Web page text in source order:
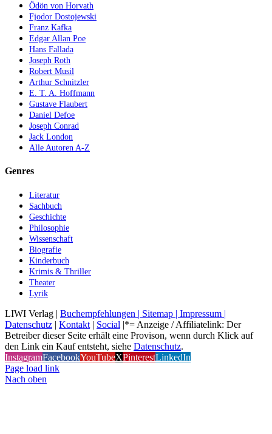
Ödön von Horvath
Fjodor Dostojewski
Franz Kafka
Edgar Allan Poe
Hans Fallada
Joseph Roth
Robert Musil
Arthur Schnitzler
E. T. A. Hoffmann
Gustave Flaubert
Daniel Defoe
Joseph Conrad
Jack London
Alle Autoren A-Z
Genres
Literatur
Sachbuch
Geschichte
Philosophie
Wissenschaft
Biografie
Kinderbuch
Krimis & Thriller
Theater
Lyrik
LIWI Verlag | Buchempfehlungen | Sitemap | Impressum |
Datenschutz | Kontakt | Social |*= Anzeige / Affiliatelink: Der
Betreiber dieser Seite erhält eine Provison, wenn durch Klick auf
den Link ein Kauf entsteht, siehe Datenschutz.
InstagramFacebookYouTubeXPinterestLinkedIn
Page load link
Nach oben